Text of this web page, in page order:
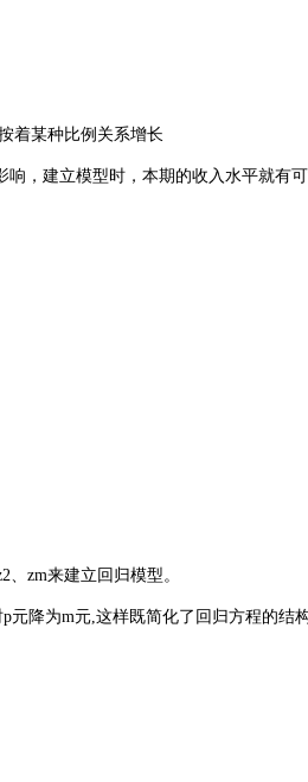
着某种比例关系增长
，建立模型时，本期的收入水平就有
zm来建立回归模型。
降为m元,这样既简化了回归方程的结